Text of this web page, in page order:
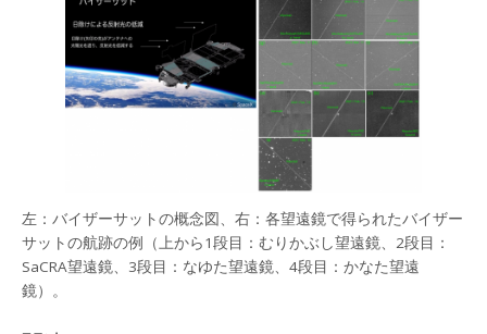
左：バイザーサットの概念図、右：各望遠鏡で得られたバイザー
サットの航跡の例（上から1段目：むりかぶし望遠鏡、2段目：
SaCRA望遠鏡、3段目：なゆた望遠鏡、4段目：かなた望遠
鏡）。